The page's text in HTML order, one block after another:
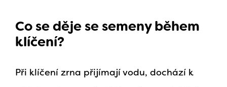
Co se děje se semeny během
klíčení?
Při klíčení zrna přijímají vodu, dochází k